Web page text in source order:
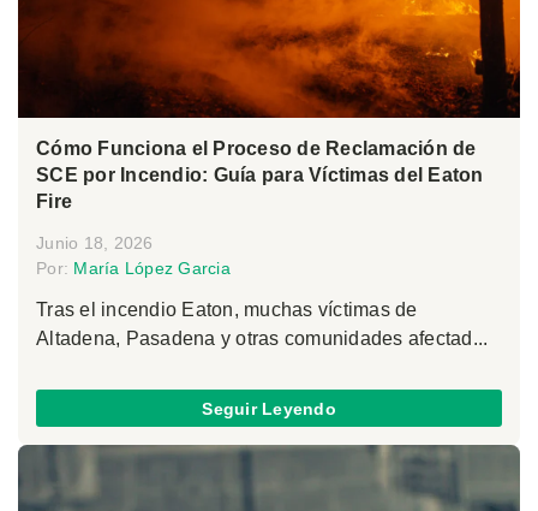
Cómo Funciona el Proceso de Reclamación de
SCE por Incendio: Guía para Víctimas del Eaton
Fire
Junio 18, 2026
Por: María López Garcia
Tras el incendio Eaton, muchas víctimas de
Altadena, Pasadena y otras comunidades afectad...
Seguir Leyendo